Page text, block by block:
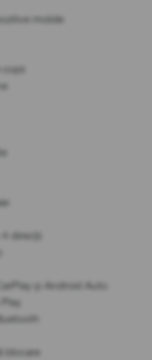
mobile
direcții
și Android Auto
blocare